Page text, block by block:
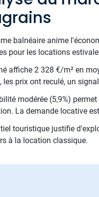
balnéaire anime
pour les locations
affiche 2 328 €/m² en
les prix ont reculé, un
modérée (5,9%)
La demande locative
touristique justifie
à la location classique.